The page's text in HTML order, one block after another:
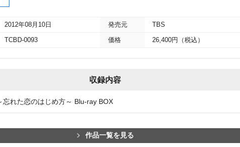
2012年08月10日 発売元 TBS
TCBD-0093 価格 26,400円（税込）
収録内容
忘れた恋のはじめ方～ Blu-ray BOX
作品一覧を見る